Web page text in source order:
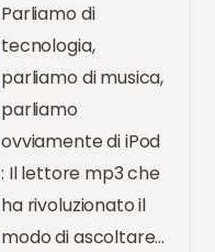
Parliamo di
tecnologia,
parliamo di musica,
parliamo
ovviamente di iPod
: Il lettore mp3 che
ha rivoluzionato il
modo di ascoltare…